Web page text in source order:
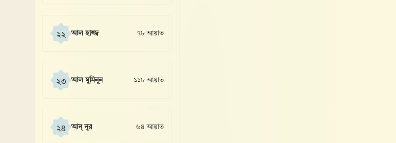
২২ আল হাজ্জ ৭৮ আয়াত
২৩ আল মুমিনূন ১১৮ আয়াত
২৪ আন্ নূর ৬৪ আয়াত